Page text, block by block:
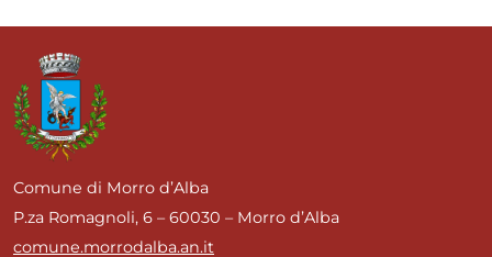
Comune di Morro d’Alba
P.za Romagnoli, 6 – 60030 – Morro d’Alba
comune.morrodalba.an.it